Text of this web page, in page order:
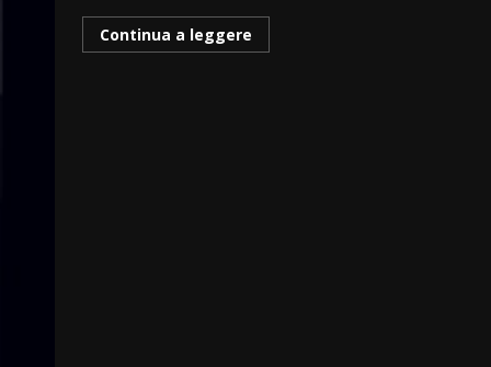
Continua a leggere